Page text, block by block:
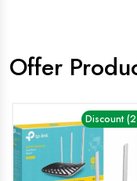
Offer
Discount